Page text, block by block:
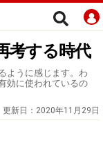
考する時代
ように感じます。わ
効に使われているの
更新日： 2020年11月29日